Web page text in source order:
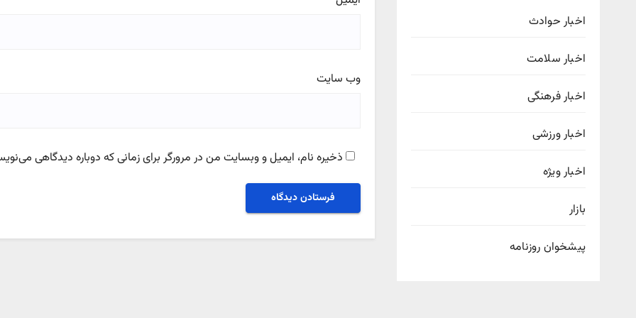
اخبار حوادث
اخبار سلامت
اخبار فرهنگی
اخبار ورزشی
اخبار ویژه
بازار
پیشخوان روزنامه
وب‌ سایت
ذخیره نام، ایمیل و وبسایت من در مرورگر برای زمانی که دوباره دیدگاهی